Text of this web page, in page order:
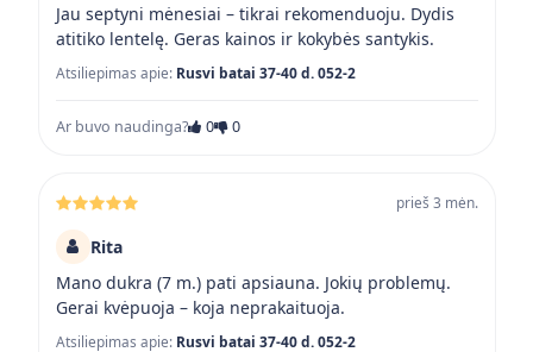
Jau septyni mėnesiai – tikrai rekomenduoju. Dydis
atitiko lentelę. Geras kainos ir kokybės santykis.
Atsiliepimas apie: Rusvi batai 37-40 d. 052-2
Ar buvo naudinga? 0 0
prieš 3 mėn.
Rita
Mano dukra (7 m.) pati apsiauna. Jokių problemų.
Gerai kvėpuoja – koja neprakaituoja.
Atsiliepimas apie: Rusvi batai 37-40 d. 052-2